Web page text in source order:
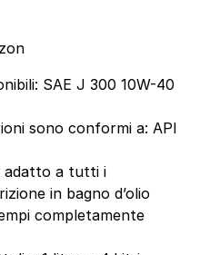
SAE J 300 10W-40
sono conformi a: API
adatto a tutti i
in bagno d’olio
completamente